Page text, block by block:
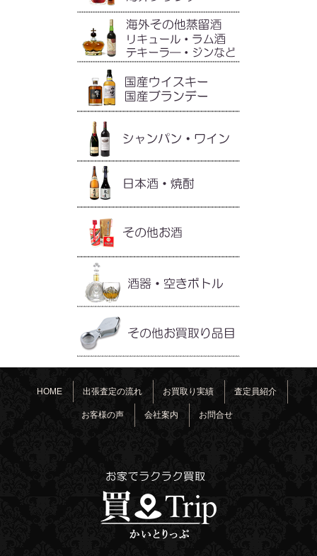
HOME 出張査定の流れ お買取り実績 査定員紹介
お客様の声 会社案内 お問合せ